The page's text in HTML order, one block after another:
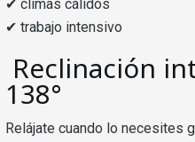
✔ climas cálidos
✔ trabajo intensivo
Reclinación
138°
Relájate cuando lo necesites